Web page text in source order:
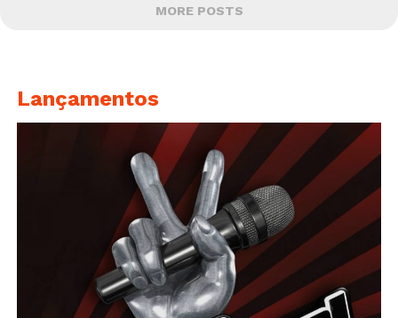
MORE POSTS
Lançamentos